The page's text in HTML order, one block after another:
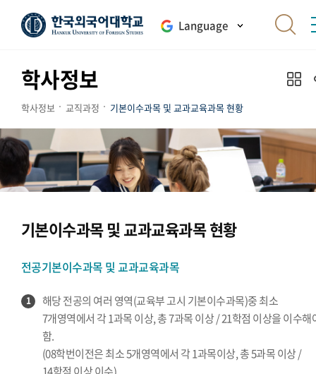
Language
학사정보
학사정보 교직과정 기본이수과목 및 교과교육과목 현황
기본이수과목 및 교과교육과목 현황
전공기본이수과목 및 교과교육과목
1
해당 전공의 여러 영역(교육부 고시 기본이수과목)중 최소
7개영역에서 각 1과목 이상, 총 7과목 이상 / 21학점 이상을 이수해
함.
(08학번이전은 최소 5개영역에서 각 1과목이상, 총 5과목 이상 /